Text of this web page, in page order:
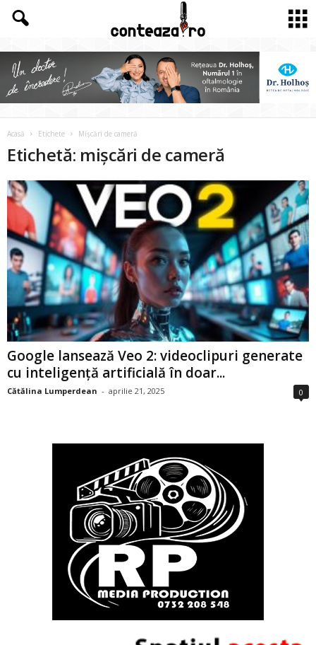
Acasă Etichete Mișcări de cameră
Etichetă: mișcări de cameră
Google lansează Veo 2: videoclipuri generate
cu inteligență artificială în doar...
Cătălina Lumperdean - aprilie 21, 2025 0